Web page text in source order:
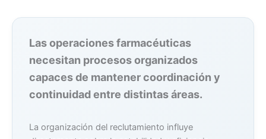
Las operaciones farmacéuticas
necesitan procesos organizados
capaces de mantener coordinación y
continuidad entre distintas áreas.
La organización del reclutamiento influye